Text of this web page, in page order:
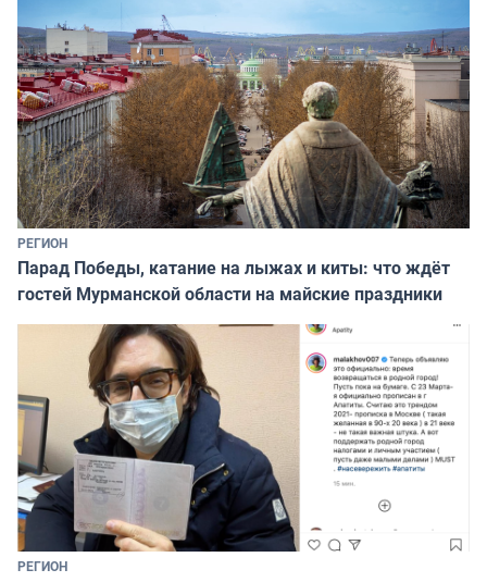
РЕГИОН
Парад Победы, катание на лыжах и киты: что ждёт
гостей Мурманской области на майские праздники
РЕГИОН